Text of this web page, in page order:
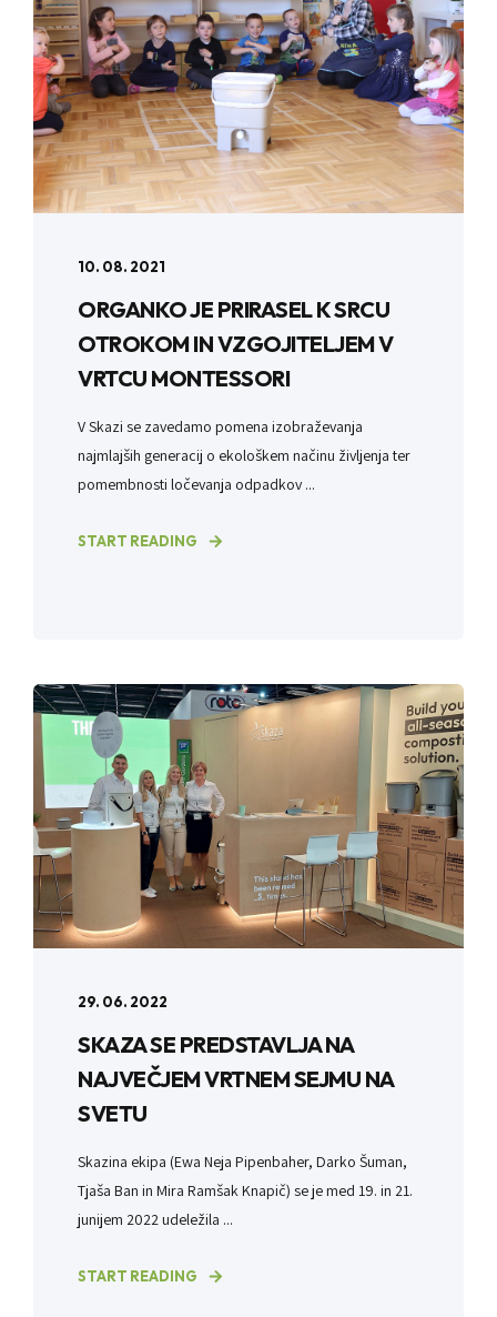
10. 08. 2021
ORGANKO JE PRIRASEL K SRCU
OTROKOM IN VZGOJITELJEM V
VRTCU MONTESSORI
V Skazi se zavedamo pomena izobraževanja
najmlajših generacij o ekološkem načinu življenja ter
pomembnosti ločevanja odpadkov ...
START READING
29. 06. 2022
SKAZA SE PREDSTAVLJA NA
NAJVEČJEM VRTNEM SEJMU NA
SVETU
Skazina ekipa (Ewa Neja Pipenbaher, Darko Šuman,
Tjaša Ban in Mira Ramšak Knapič) se je med 19. in 21.
junijem 2022 udeležila ...
START READING